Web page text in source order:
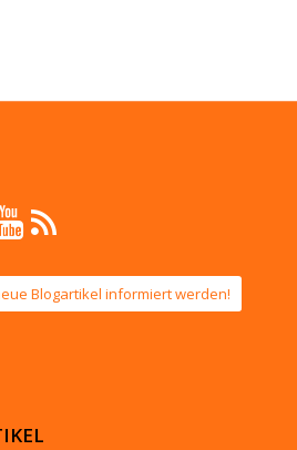
Blogartikel informiert werden!